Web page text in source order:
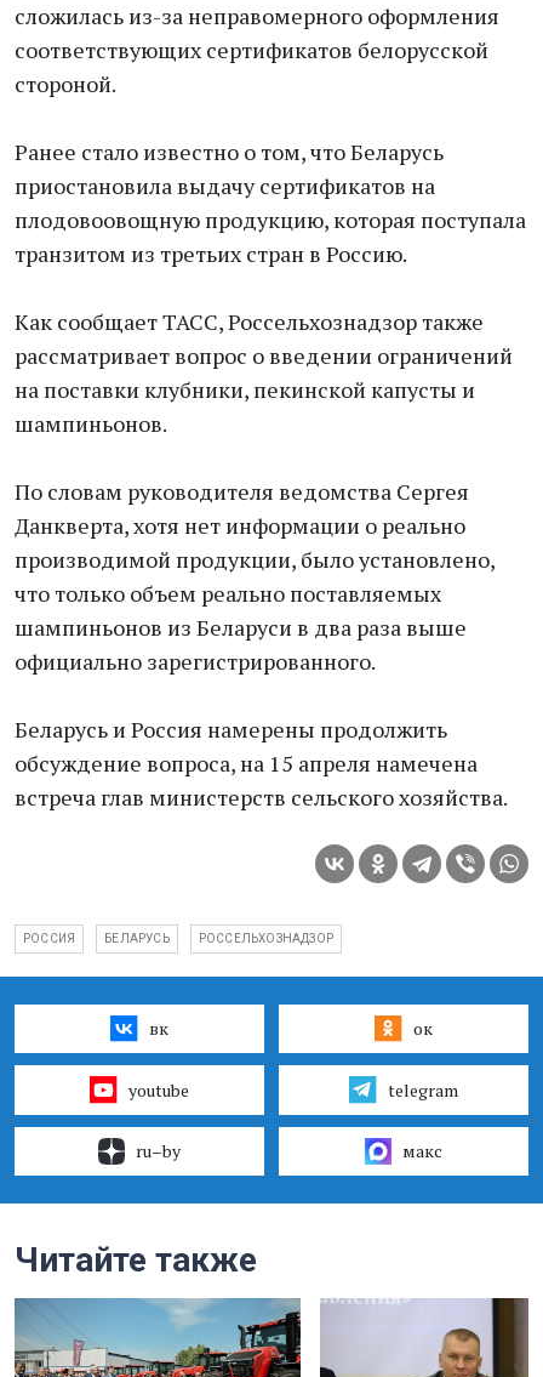
сложилась из-за неправомерного оформления
соответствующих сертификатов белорусской
стороной.
Ранее стало известно о том, что Беларусь
приостановила выдачу сертификатов на
плодовоовощную продукцию, которая поступала
транзитом из третьих стран в Россию.
Как сообщает ТАСС, Россельхознадзор также
рассматривает вопрос о введении ограничений
на поставки клубники, пекинской капусты и
шампиньонов.
По словам руководителя ведомства Сергея
Данкверта, хотя нет информации о реально
производимой продукции, было установлено,
что только объем реально поставляемых
шампиньонов из Беларуси в два раза выше
официально зарегистрированного.
Беларусь и Россия намерены продолжить
обсуждение вопроса, на 15 апреля намечена
встреча глав министерств сельского хозяйства.
РОССИЯ БЕЛАРУСЬ РОССЕЛЬХОЗНАДЗОР
вк ок
youtube telegram
ru–by макс
Читайте также